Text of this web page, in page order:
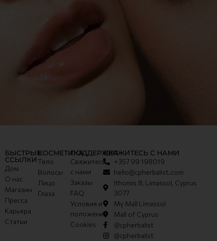
БЫСТРЫЕ
ССЫЛКИ
Дом
О нас
Магазин
Пресса
Карьера
Статьи
КОСМЕТИКА
Тело
Волосы
Лицо
Глаза
ПОДДЕРЖКА
Свяжитесь
с нами
Заказы
FAQ
Условия и
положения
Cookies
СВЯЖИТЕСЬ С НАМИ
+357 99 198019
hello@cpherbalist.com
Ithomis 8, Limassol, Cyprus
3077
My Mall Limassol
Mall of Cyprus
@cpherbalist
@cpherbalist